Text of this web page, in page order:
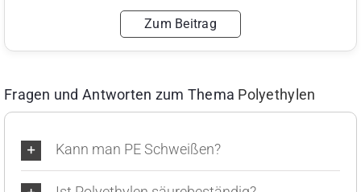
Zum Beitrag
Fragen und Antworten zum Thema Polyethylen
Kann man PE Schweißen?